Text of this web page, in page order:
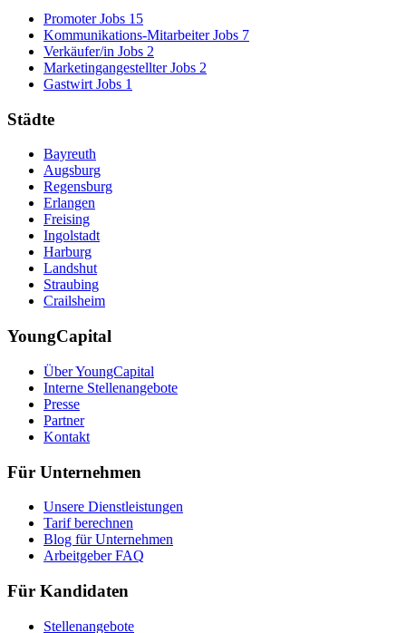
Promoter Jobs 15
Kommunikations-Mitarbeiter Jobs 7
Verkäufer/in Jobs 2
Marketingangestellter Jobs 2
Gastwirt Jobs 1
Städte
Bayreuth
Augsburg
Regensburg
Erlangen
Freising
Ingolstadt
Harburg
Landshut
Straubing
Crailsheim
YoungCapital
Über YoungCapital
Interne Stellenangebote
Presse
Partner
Kontakt
Für Unternehmen
Unsere Dienstleistungen
Tarif berechnen
Blog für Unternehmen
Arbeitgeber FAQ
Für Kandidaten
Stellenangebote